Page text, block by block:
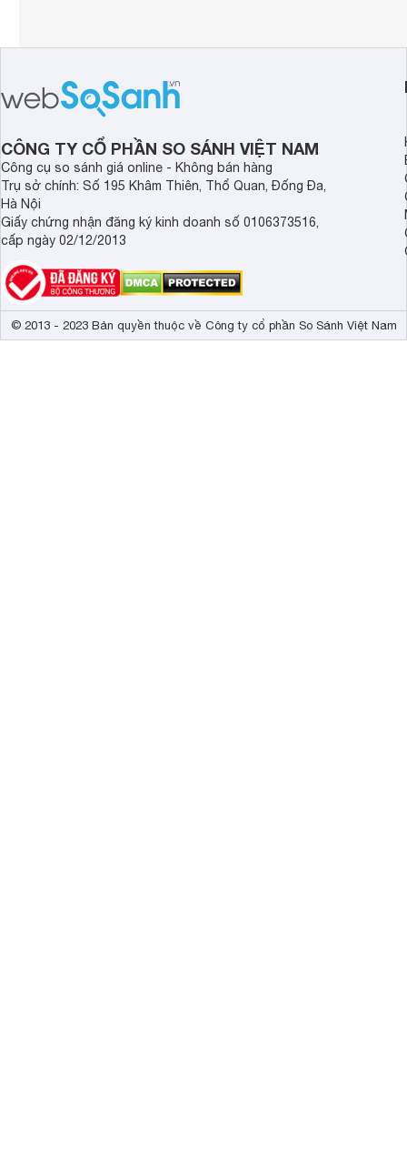
CÔNG TY CỔ PHẦN SO SÁNH VIỆT NAM
Công cụ so sánh giá online - Không bán hàng
Trụ sở chính: Số 195 Khâm Thiên, Thổ Quan, Đống Đa,
Hà Nội
Giấy chứng nhận đăng ký kinh doanh số 0106373516,
cấp ngày 02/12/2013
© 2013 - 2023 Bản quyền thuộc về Công ty cổ phần So Sánh Việt Nam